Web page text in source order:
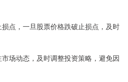
点，一旦股票价格跌破止损点，及时
场动态，及时调整投资策略，避免因